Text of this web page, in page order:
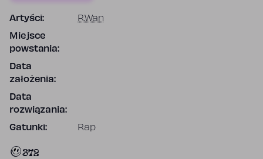
Artyści: R.Wan
Miejsce
powstania:
Data
założenia:
Data
rozwiązania:
Gatunki: Rap
372